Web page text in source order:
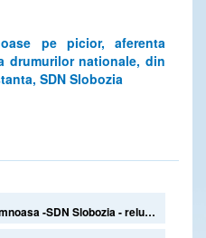
pe picior, aferenta
drumurilor nationale, din
SDN Slobozia
-SDN Slobozia - reluare